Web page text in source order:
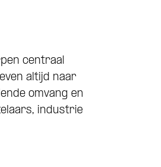
centraal
altijd naar
omvang en
industrie